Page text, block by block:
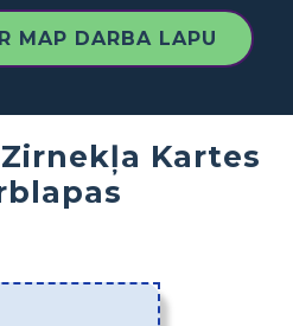
MAP DARBA LAPU
Kartes